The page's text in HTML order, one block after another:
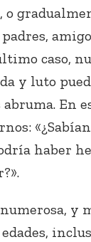
caso,
y luto
En
haber
y